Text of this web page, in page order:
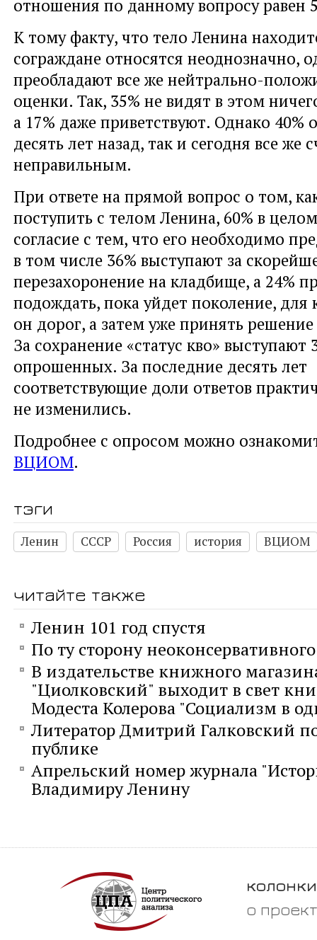
отношения по данному вопросу равен
К тому факту, что тело Ленина
сограждане относятся неоднозначно,
преобладают все же нейтрально-
оценки. Так, 35% не видят в этом
а 17% даже приветствуют. Однако
десять лет назад, так и сегодня все же
неправильным.
При ответе на прямой вопрос о том,
поступить с телом Ленина, 60% в
согласие с тем, что его необходимо
в том числе 36% выступают за
перезахоронение на кладбище, а 24%
подождать, пока уйдет поколение, для
он дорог, а затем уже принять
За сохранение «статус кво» выступают
опрошенных. За последние десять лет
соответствующие доли ответов
не изменились.
Подробнее с опросом можно
ВЦИОМ.
тэги
Ленин СССР Россия история ВЦИОМ
читайте также
Ленин 101 год спустя
По ту сторону
В издательстве книжного
"Циолковский" выходит в свет
Модеста Колерова "Социализм в
Литератор Дмитрий Галковский
публике
Апрельский номер журнала
Владимиру Ленину
колонки
о